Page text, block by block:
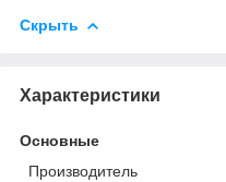
Скрыть
Характеристики
Основные
Производитель